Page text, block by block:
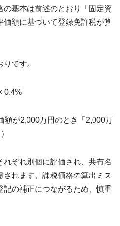
の基本は前述のとおり「固定資
価額に基づいて登録免許税が算
です。
0.4%
額が2,000万円のとき「2,000万
れぞれ別個に評価され、共有名
れます。課税価格の算出ミス
記の補正につながるため、慎重